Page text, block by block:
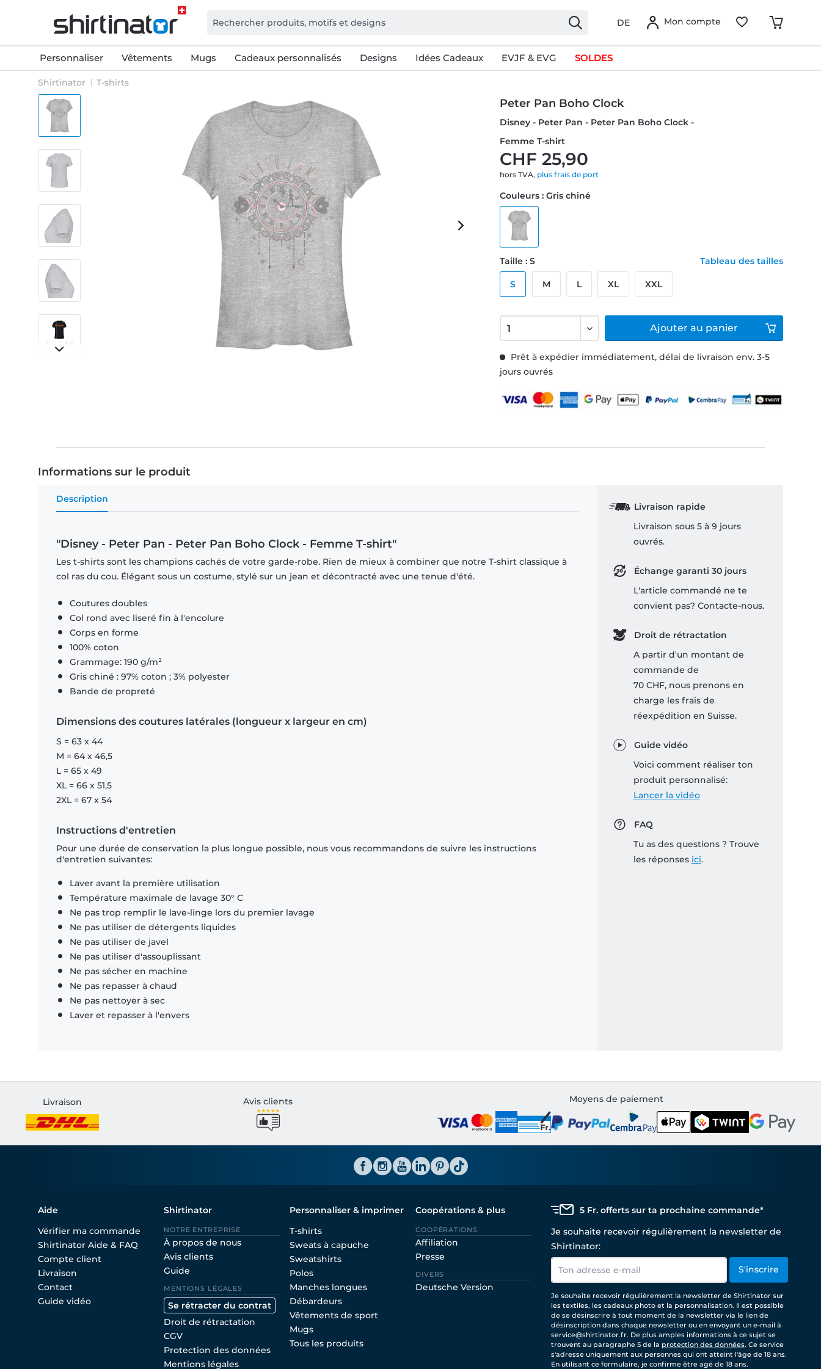
DE Mon compte
Personnaliser Vêtements Mugs Cadeaux personnalisés Designs Idées Cadeaux EVJF & EVG SOLDES
Shirtinator T-shirts
Peter Pan Boho Clock
Disney - Peter Pan - Peter Pan Boho Clock -
Femme T-shirt
CHF 25,90
hors TVA, plus frais de port
Prêt à expédier immédiatement, délai de livraison env. 3-5
jours ouvrés
Couleurs : Gris chiné
Taille : S Tableau des tailles
S M L XL XXL
Ajouter au panier
Informations sur le produit
Description
"Disney - Peter Pan - Peter Pan Boho Clock - Femme T-shirt"
Les t-shirts sont les champions cachés de votre garde-robe. Rien de mieux à combiner que notre T-shirt classique à
col ras du cou. Élégant sous un costume, stylé sur un jean et décontracté avec une tenue d'été.
Coutures doubles
Col rond avec liseré fin à l'encolure
Corps en forme
100% coton
Grammage: 190 g/m²
Gris chiné : 97% coton ; 3% polyester
Bande de propreté
Dimensions des coutures latérales (longueur x largeur en cm)
S = 63 x 44
M = 64 x 46,5
L = 65 x 49
XL = 66 x 51,5
2XL = 67 x 54
Instructions d'entretien
Pour une durée de conservation la plus longue possible, nous vous recommandons de suivre les instructions
d'entretien suivantes:
Laver avant la première utilisation
Température maximale de lavage 30° C
Ne pas trop remplir le lave-linge lors du premier lavage
Ne pas utiliser de détergents liquides
Ne pas utiliser de javel
Ne pas utiliser d'assouplissant
Ne pas sécher en machine
Ne pas repasser à chaud
Ne pas nettoyer à sec
Laver et repasser à l'envers
Livraison rapide
Livraison sous 5 à 9 jours
ouvrés.
Échange garanti 30 jours
L'article commandé ne te
convient pas? Contacte-nous.
Droit de rétractation
A partir d'un montant de
commande de
70 CHF, nous prenons en
charge les frais de
réexpédition en Suisse.
Guide vidéo
Voici comment réaliser ton
produit personnalisé:
Lancer la vidéo
FAQ
Tu as des questions ? Trouve
les réponses ici.
Livraison Avis clients Moyens de paiement
Aide
Vérifier ma commande
Shirtinator Aide & FAQ
Compte client
Livraison
Contact
Guide vidéo
Shirtinator
NOTRE ENTREPRISE
À propos de nous
Avis clients
Guide
MENTIONS LÉGALES
Se rétracter du contrat
Droit de rétractation
CGV
Protection des données
Mentions légales
Personnaliser & imprimer
T-shirts
Sweats à capuche
Sweatshirts
Polos
Manches longues
Débardeurs
Vêtements de sport
Mugs
Tous les produits
Coopérations & plus
COOPÈRATIONS
Affiliation
Presse
DIVERS
Deutsche Version
5 Fr. offerts sur ta prochaine commande*
Je souhaite recevoir régulièrement la newsletter de
Shirtinator:
S'inscrire
Je souhaite recevoir régulièrement la newsletter de Shirtinator sur
les textiles, les cadeaux photo et la personnalisation. Il est possible
de se désinscrire à tout moment de la newsletter via le lien de
désinscription dans chaque newsletter ou en envoyant un e-mail à
service@shirtinator.fr. De plus amples informations à ce sujet se
trouvent au paragraphe 5 de la protection des données. Ce service
s'adresse uniquement aux personnes qui ont atteint l'âge de 18 ans.
En utilisant ce formulaire, je confirme être agé de 18 ans.